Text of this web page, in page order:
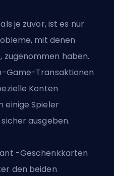
je zuvor, ist es nur
mit denen
haben.
Game-Transaktionen
Konten
einige Spieler
ausgeben.
-Geschenkkarten
den beiden